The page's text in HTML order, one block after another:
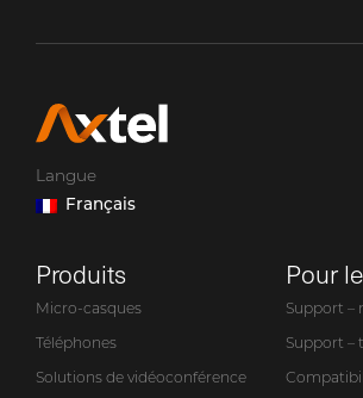
Langue
Français
Produits
Micro-casques
Téléphones
Solutions de vidéoconférence
Pour
Support –
Support –